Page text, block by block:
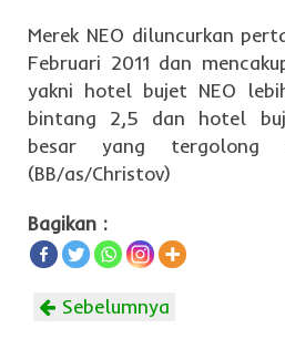
Merek NEO diluncurkan
Februari 2011 dan
yakni hotel bujet NEO
bintang 2,5 dan hotel
besar yang
(BB/as/Christov)
Bagikan :
Sebelumnya